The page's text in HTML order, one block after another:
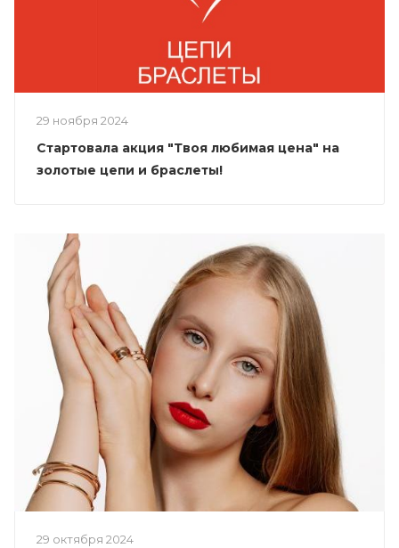
29 ноября 2024
Стартовала акция "Твоя любимая цена" на
золотые цепи и браслеты!
29 октября 2024